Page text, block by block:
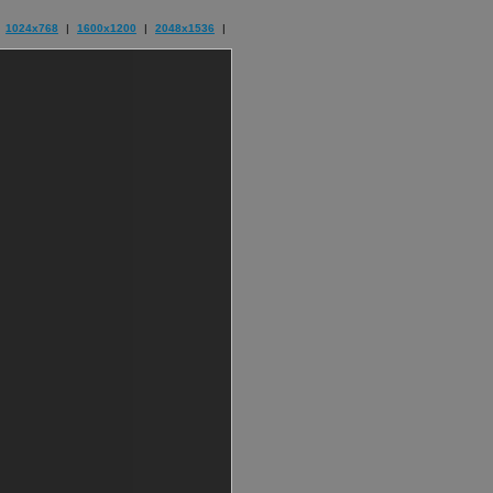
1024x768 | 1600x1200 | 2048x1536 |